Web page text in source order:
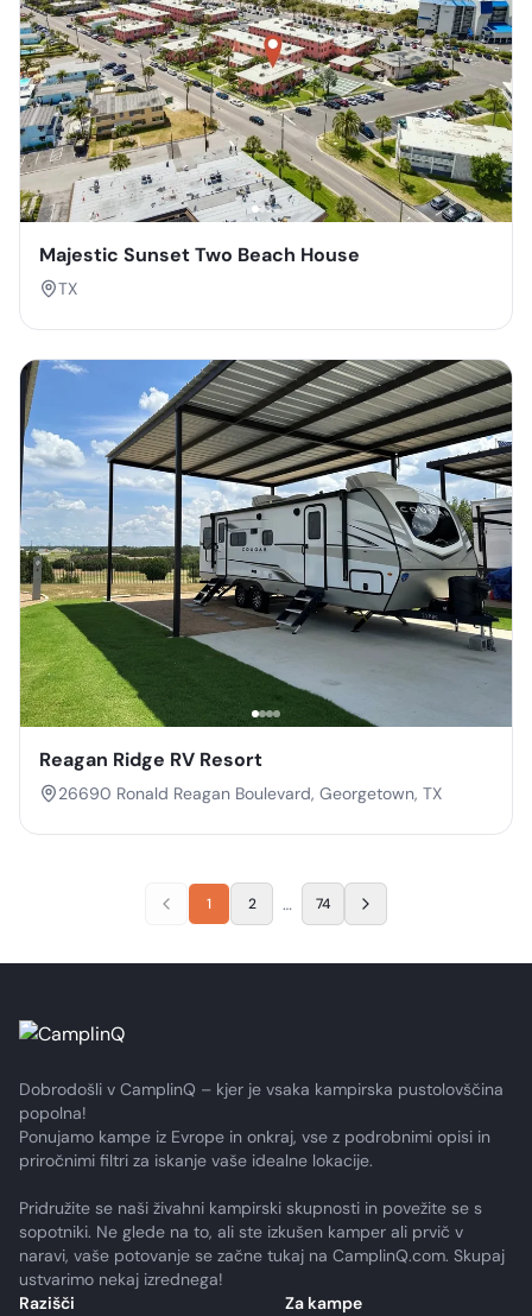
Majestic Sunset Two Beach House
TX
Reagan Ridge RV Resort
26690 Ronald Reagan Boulevard, Georgetown, TX
1 2 … 74
Dobrodošli v CamplinQ – kjer je vsaka kampirska pustolovščina
popolna!
Ponujamo kampe iz Evrope in onkraj, vse z podrobnimi opisi in
priročnimi filtri za iskanje vaše idealne lokacije.
Pridružite se naši živahni kampirski skupnosti in povežite se s
sopotniki. Ne glede na to, ali ste izkušen kamper ali prvič v
naravi, vaše potovanje se začne tukaj na CamplinQ.com. Skupaj
ustvarimo nekaj izrednega!
Razišči
Za kampe